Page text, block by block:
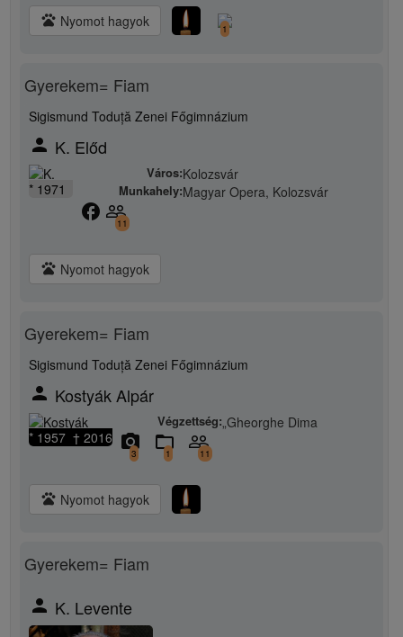
pets Nyomot hagyok 1
Gyerekem= Fiam
Sigismund Toduță Zenei Főgimnázium
person K. Előd
* 1971
Város:Kolozsvár
Munkahely:Magyar Opera, Kolozsvár
facebook people_outline
11
pets Nyomot hagyok
Gyerekem= Fiam
Sigismund Toduță Zenei Főgimnázium
person Kostyák Alpár
* 1957 † 2016
Végzettség:„Gheorghe Dima
camera_alt
3
folder_open
1
people_outline
11
pets Nyomot hagyok
Gyerekem= Fiam
person K. Levente